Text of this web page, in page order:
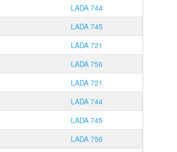
LADA 744
LADA 745
LADA 721
LADA 756
LADA 721
LADA 744
LADA 745
LADA 756